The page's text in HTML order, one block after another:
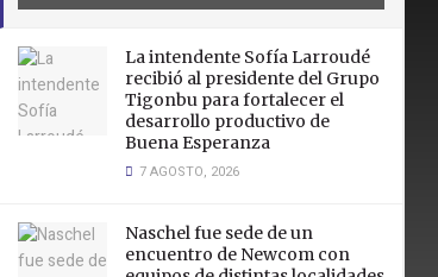
La intendente Sofía Larroudé
recibió al presidente del Grupo
Tigonbu para fortalecer el
desarrollo productivo de
Buena Esperanza
7 AGOSTO, 2026
Naschel fue sede de un
encuentro de Newcom con